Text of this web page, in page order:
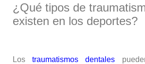
¿Qué tipos de
existen en los deportes?
Lostraumatismos dentales